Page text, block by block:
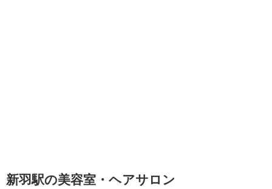
新羽駅の美容室・ヘアサロン